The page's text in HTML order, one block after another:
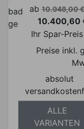
Verkaufspreis
ab 10.948,00
Preis
10.400,60
Ihr Spar-Preis
Preise inkl.
absolut
ALLE
VARIANTEN